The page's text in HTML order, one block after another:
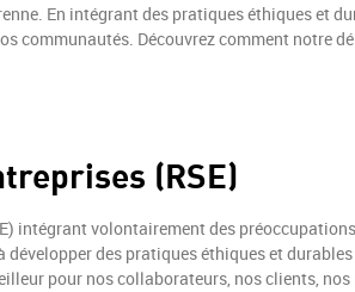
En intégrant des pratiques éthiques et
communautés. Découvrez comment notre
(RSE)
intégrant volontairement des
des pratiques éthiques et
pour nos collaborateurs, nos clients,